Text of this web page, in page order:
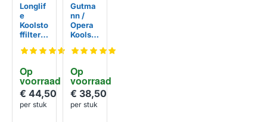
Op
voorraad
Longlif
e
Koolsto
ffilter
010 /
AK
geschi
kt voor
Gutma
nn /
€ 44,50
per stuk
Op
voorraad
Gutma
nn /
Opera
Koolsto
TZ455
75008
009
€ 38,50
per stuk